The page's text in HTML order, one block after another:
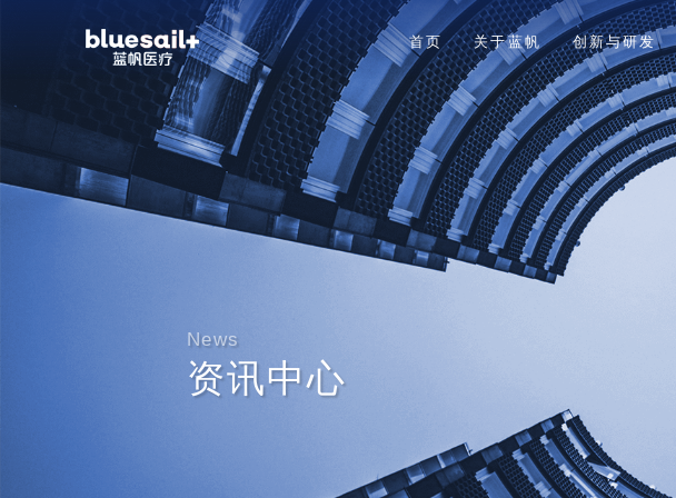
首页 关于蓝帆 创新与研发
News
资讯中心